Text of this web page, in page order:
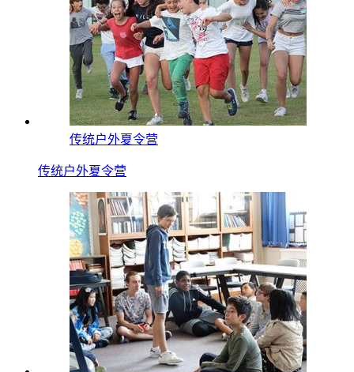
传统户外夏令营
传统户外夏令营